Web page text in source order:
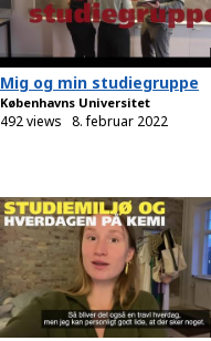
Mig og min studiegruppe
Københavns Universitet
492 views 8. februar 2022